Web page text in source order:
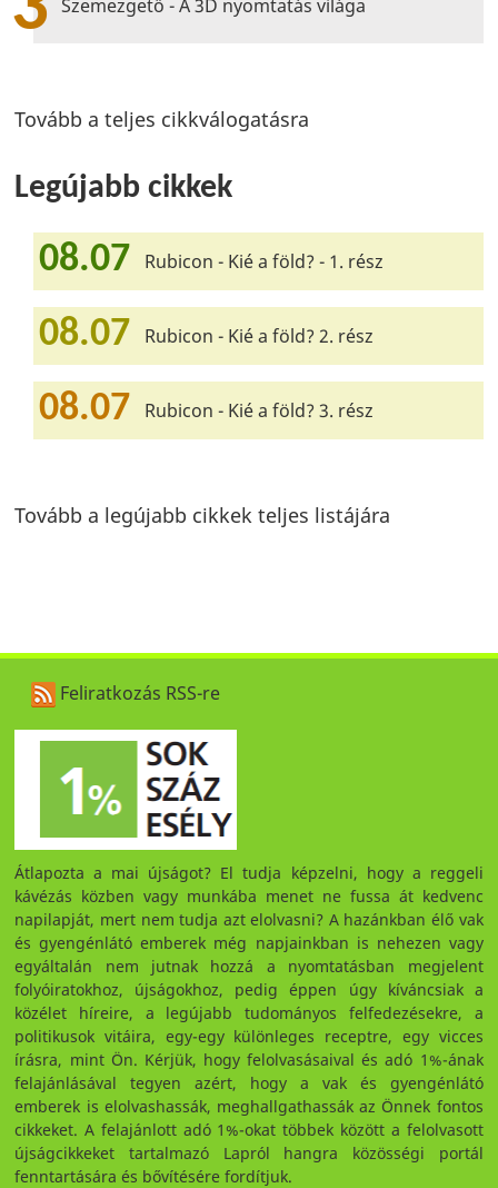
Szemezgető - A 3D nyomtatás világa
Tovább a teljes cikkválogatásra
Legújabb cikkek
08.07 Rubicon - Kié a föld? - 1. rész
08.07 Rubicon - Kié a föld? 2. rész
08.07 Rubicon - Kié a föld? 3. rész
Tovább a legújabb cikkek teljes listájára
Feliratkozás RSS-re
Átlapozta a mai újságot? El tudja képzelni, hogy a reggeli
kávézás közben vagy munkába menet ne fussa át kedvenc
napilapját, mert nem tudja azt elolvasni? A hazánkban élő vak
és gyengénlátó emberek még napjainkban is nehezen vagy
egyáltalán nem jutnak hozzá a nyomtatásban megjelent
folyóiratokhoz, újságokhoz, pedig éppen úgy kíváncsiak a
közélet híreire, a legújabb tudományos felfedezésekre, a
politikusok vitáira, egy-egy különleges receptre, egy vicces
írásra, mint Ön. Kérjük, hogy felolvasásaival és adó 1%-ának
felajánlásával tegyen azért, hogy a vak és gyengénlátó
emberek is elolvashassák, meghallgathassák az Önnek fontos
cikkeket. A felajánlott adó 1%-okat többek között a felolvasott
újságcikkeket tartalmazó Lapról hangra közösségi portál
fenntartására és bővítésére fordítjuk.